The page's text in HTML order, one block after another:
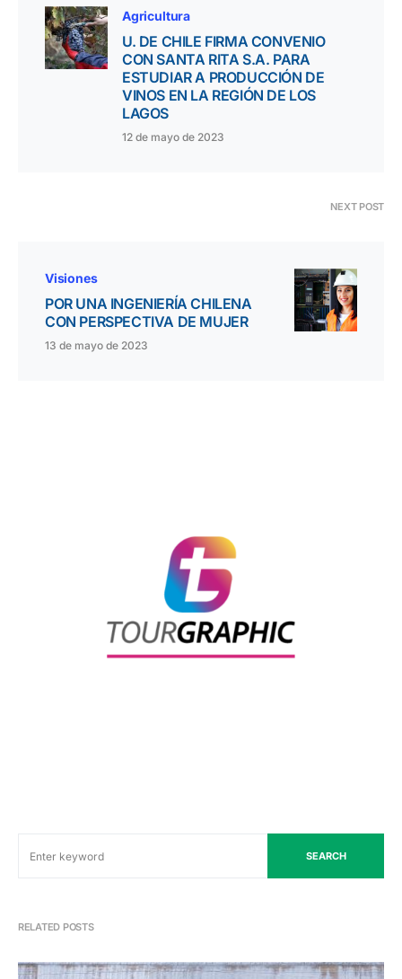
Agricultura
U. DE CHILE FIRMA CONVENIO
CON SANTA RITA S.A. PARA
ESTUDIAR A PRODUCCIÓN DE
VINOS EN LA REGIÓN DE LOS
LAGOS
12 de mayo de 2023
NEXT POST
Visiones
POR UNA INGENIERÍA CHILENA
CON PERSPECTIVA DE MUJER
13 de mayo de 2023
SEARCH
RELATED POSTS